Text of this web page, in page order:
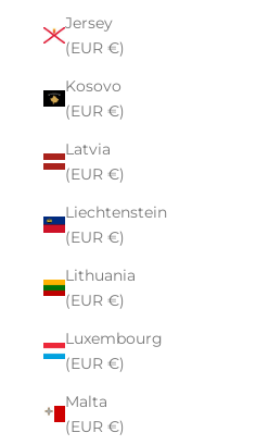
Jersey
(EUR €)
Kosovo
(EUR €)
Latvia
(EUR €)
Liechtenstein
(EUR €)
Lithuania
(EUR €)
Luxembourg
(EUR €)
Malta
(EUR €)